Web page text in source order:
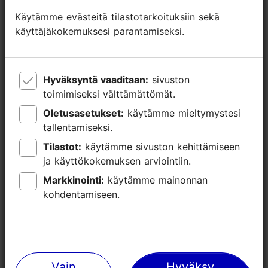
Lähellä olevia paikkoja
Käytämme evästeitä tilastotarkoituksiin sekä
käyttäjäkokemuksesi parantamiseksi.
Hyväksyntä vaaditaan:
toimimiseksi välttämättömät.
Oletusasetukset:
tallentamiseksi.
Tilastot:
ja käyttökokemuksen arviointiin.
Markkinointi:
kohdentamiseen.
Käytämme evästeitä tilastotarkoituksiin sekä
käyttäjäkokemuksesi parantamiseksi.
Hyväksyntä vaaditaan:
toimimiseksi välttämättömät.
Oletusasetukset:
tallentamiseksi.
Tilastot:
ja käyttökokemuksen arviointiin.
Markkinointi:
kohdentamiseen.